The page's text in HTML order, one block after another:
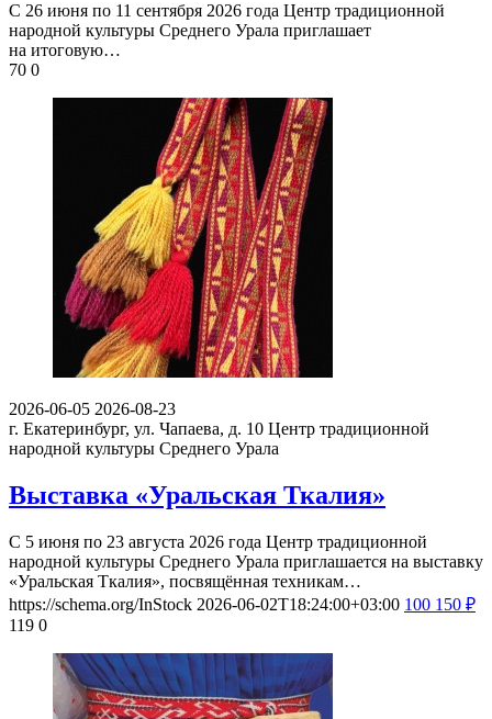
С 26 июня по 11 сентября 2026 года Центр традиционной
народной культуры Среднего Урала приглашает
на итоговую…
70 0
2026-06-05 2026-08-23
г. Екатеринбург, ул. Чапаева, д. 10 Центр традиционной
народной культуры Среднего Урала
Выставка «Уральская Ткалия»
С 5 июня по 23 августа 2026 года Центр традиционной
народной культуры Среднего Урала приглашается на выставку
«Уральская Ткалия», посвящённая техникам…
https://schema.org/InStock 2026-06-02T18:24:00+03:00 100 150 ₽
119 0